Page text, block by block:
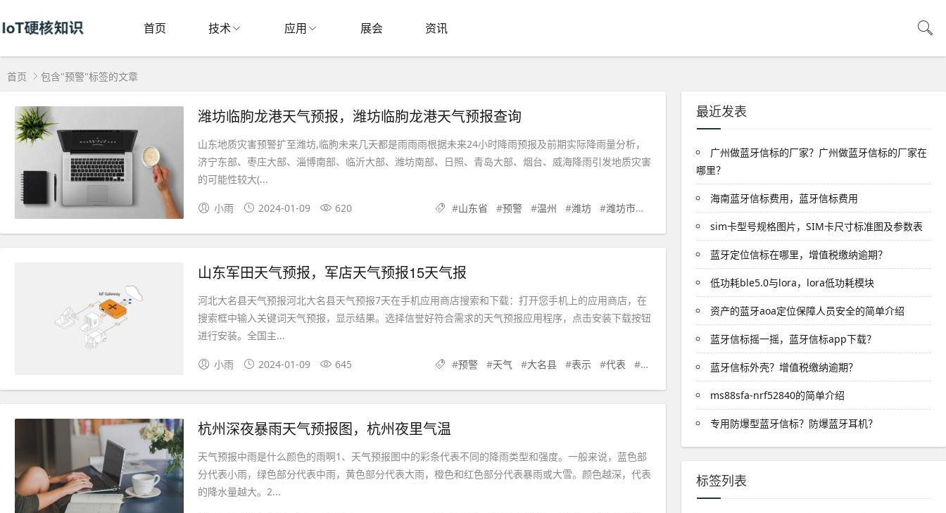
首页 技术 应用 展会 资讯
首页 包含"预警"标签的文章
潍坊临朐龙港天气预报，潍坊临朐龙港天气预报查询
山东地质灾害预警扩至潍坊,临朐未来几天都是雨雨雨根据未来24小时降雨预报及前期实际降雨量分析，
济宁东部、枣庄大部、淄博南部、临沂大部、潍坊南部、日照、青岛大部、烟台、威海降雨引发地质灾害
的可能性较大(...
小雨 2024-01-09 620 #山东省 #预警 #温州 #潍坊 #潍坊市 # #降雨 # 灾害 #临朐县
山东军田天气预报，军店天气预报15天气报
河北大名县天气预报河北大名县天气预报7天在手机应用商店搜索和下载：打开您手机上的应用商店，在
搜索框中输入关键词天气预报，显示结果。选择信誉好符合需求的天气预报应用程序，点击安装下载按钮
进行安装。全国主...
小雨 2024-01-09 645 #预警 #天气 #大名县 #表示 #代表 #天气预报 图中 #暴雨 #风速 #阵风
杭州深夜暴雨天气预报图，杭州夜里气温
天气预报中雨是什么颜色的雨啊1、天气预报图中的彩条代表不同的降雨类型和强度。一般来说，蓝色部
分代表小雨，绿色部分代表中雨，黄色部分代表大雨，橙色和红色部分代表暴雨或大雪。颜色越深，代表
的降水量越大。2...
最近发表
广州做蓝牙信标的厂家？广州做蓝牙信标的厂家在
哪里？
海南蓝牙信标费用，蓝牙信标费用
sim卡型号规格图片，SIM卡尺寸标准图及参数表
蓝牙定位信标在哪里，增值税缴纳逾期？
低功耗ble5.0与lora，lora低功耗模块
资产的蓝牙aoa定位保障人员安全的简单介绍
蓝牙信标摇一摇，蓝牙信标app下载？
蓝牙信标外壳？增值税缴纳逾期？
ms88sfa-nrf52840的简单介绍
专用防爆型蓝牙信标？防爆蓝牙耳机？
标签列表